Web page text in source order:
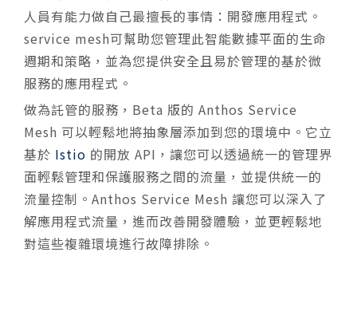
人員有能力做自己最擅長的事情：開發應用程式。
service mesh可幫助您管理此智能數據平面的生命
週期和策略，並為您提供安全且易於管理的基於微
服務的應用程式。
做為託管的服務，Beta 版的 Anthos Service
Mesh 可以輕鬆地將抽象層添加到您的環境中。它立
基於 Istio 的開放 API，讓您可以透過統一的管理界
面輕鬆管理和保護服務之間的流量，並提供統一的
流量控制。Anthos Service Mesh 讓您可以深入了
解應用程式流量，進而改善開發體驗，並更輕鬆地
對這些複雜環境進行故障排除。